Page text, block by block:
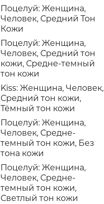
Поцелуй: Женщина,
Человек, Средний Тон
Кожи
Поцелуй: Женщина,
Человек, Средний тон
кожи, Средне-темный
тон кожи
Kiss: Женщина, Человек,
Средний тон кожи,
Тёмный тон кожи
Поцелуй: Женщина,
Человек, Средне-
темный тон кожи, Без
тона кожи
Поцелуй: Женщина,
Человек, Средне-
темный тон кожи,
Светлый тон кожи